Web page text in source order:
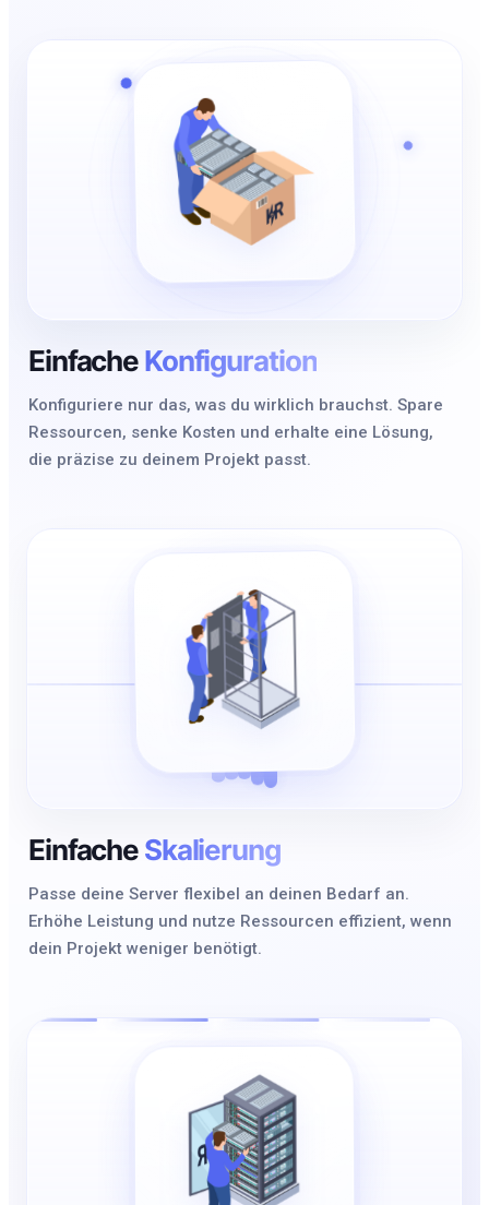
EinfacheKonfiguration
Konfiguriere nur das, was du wirklich brauchst. Spare
Ressourcen, senke Kosten und erhalte eine Lösung,
die präzise zu deinem Projekt passt.
EinfacheSkalierung
Passe deine Server flexibel an deinen Bedarf an.
Erhöhe Leistung und nutze Ressourcen effizient, wenn
dein Projekt weniger benötigt.